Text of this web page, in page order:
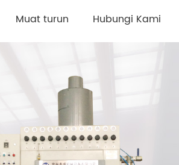
Muat turun Hubungi Kami